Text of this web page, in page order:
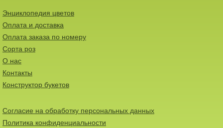
Энциклопедия цветов
Оплата и доставка
Оплата заказа по номеру
Сорта роз
О нас
Контакты
Конструктор букетов
Согласие на обработку персональных данных
Политика конфиденциальности